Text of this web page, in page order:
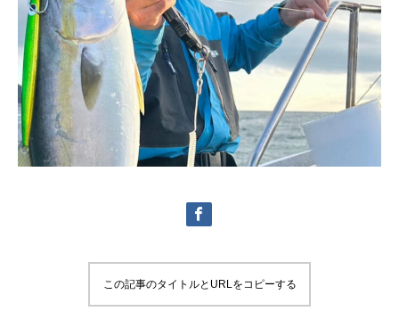
この記事のタイトルとURLをコピーする